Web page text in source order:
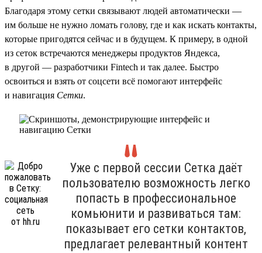
Благодаря этому сетки связывают людей автоматически —
им больше не нужно ломать голову, где и как искать контакты,
которые пригодятся сейчас и в будущем. К примеру, в одной
из сеток встречаются менеджеры продуктов Яндекса,
в другой — разработчики Fintech и так далее. Быстро
освоиться и взять от соцсети всё помогают интерфейс
и навигация Сетки.
Уже с первой сессии Сетка даёт
пользователю возможность легко
попасть в профессиональное
комьюнити и развиваться там:
показывает его сетки контактов,
предлагает релевантный контент